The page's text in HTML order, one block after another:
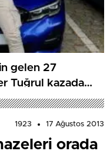
gelen 27
Tuğrul kazada
1923 17 Ağustos 2013
orada